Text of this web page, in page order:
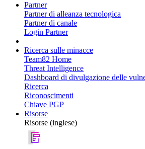
Partner
Partner di alleanza tecnologica
Partner di canale
Login Partner
Ricerca sulle minacce
Team82 Home
Threat Intelligence
Dashboard di divulgazione delle
Ricerca
Riconoscimenti
Chiave PGP
Risorse
Risorse (inglese)